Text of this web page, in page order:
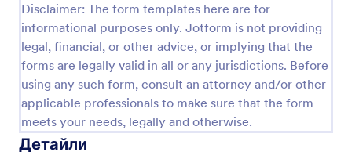
Disclaimer: The form templates here are for
informational purposes only. Jotform is not providing
legal, financial, or other advice, or implying that the
forms are legally valid in all or any jurisdictions. Before
using any such form, consult an attorney and/or other
applicable professionals to make sure that the form
meets your needs, legally and otherwise.
Детайли